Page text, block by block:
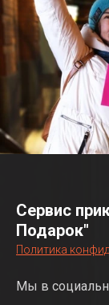
Сервис
Подарок"
Политика
Мы в